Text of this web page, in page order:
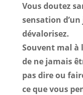
Vous doutez
sensation
dévalorisez.
Souvent mal à
de ne jamais
pas dire ou
ce que vous